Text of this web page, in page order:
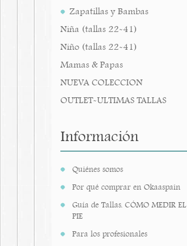
Zapatillas y Bambas
Niña (tallas 22-41)
Niño (tallas 22-41)
Mamas & Papas
NUEVA COLECCION
OUTLET-ULTIMAS TALLAS
Información
Quiénes somos
Por qué comprar en Okaaspain
Guía de Tallas. CÓMO MEDIR EL
PIE
Para los profesionales